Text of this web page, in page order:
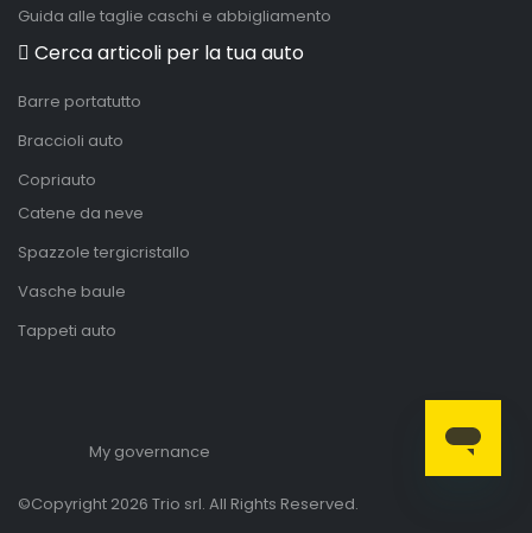
Guida alle taglie caschi e abbigliamento
Cerca articoli per la tua auto
Barre portatutto
Braccioli auto
Copriauto
Catene da neve
Spazzole tergicristallo
Vasche baule
Tappeti auto
My governance
©Copyright 2026 Trio srl. All Rights Reserved.